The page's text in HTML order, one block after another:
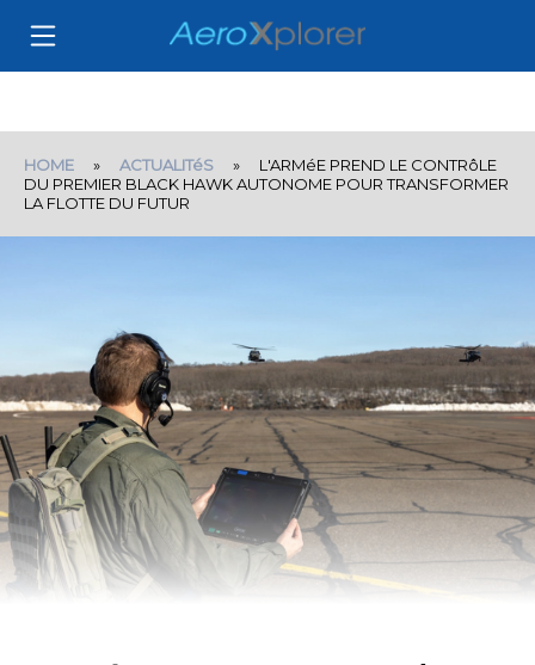
HOME » ACTUALITéS » L'ARMéE PREND LE CONTRôLE
DU PREMIER BLACK HAWK AUTONOME POUR TRANSFORMER
LA FLOTTE DU FUTUR